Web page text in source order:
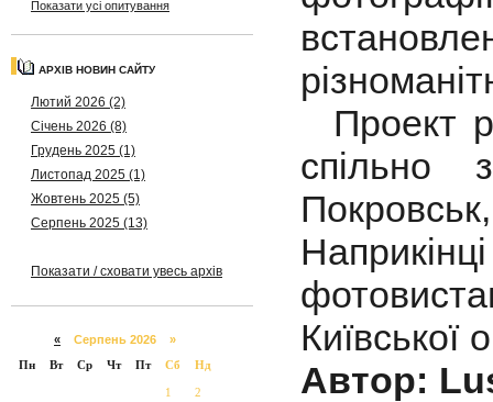
Показати усі опитування
АРХІВ НОВИН САЙТУ
Лютий 2026 (2)
Січень 2026 (8)
Грудень 2025 (1)
Листопад 2025 (1)
Жовтень 2025 (5)
Серпень 2025 (13)
Показати / сховати увесь архів
« Серпень 2026 »
Пн
Вт Ср Чт Пт Сб Нд
1 2
Проект
спільно
Київської
Автор: